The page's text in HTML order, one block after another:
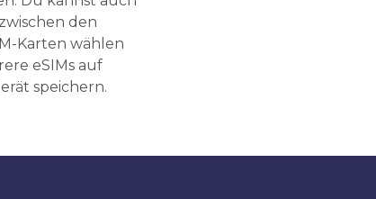
den
Karten wählen
eSIMs auf
speichern.